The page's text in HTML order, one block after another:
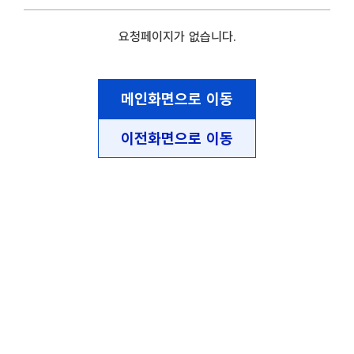
요청페이지가 없습니다.
메인화면으로 이동
이전화면으로 이동